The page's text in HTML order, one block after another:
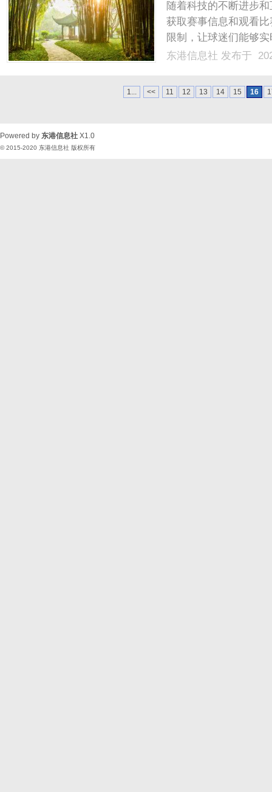
随着科技的不断进步
获取赛事信息和观看
限制，让球迷们能够
运动的普及与发展。
机、电脑或智能电视
东港信息社 发布于
1... << 11 12 13 14 15 16
Powered by 东港信息社 X1.0
© 2015-2020 东港信息社 版权所有